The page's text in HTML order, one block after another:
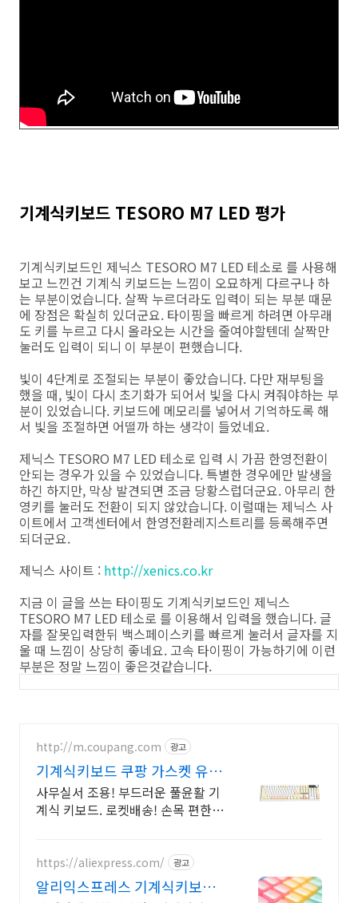
기계식키보드 TESORO M7 LED 평가
기계식키보드인 제닉스 TESORO M7 LED 테소로 를 사용해
보고 느낀건 기계식 키보드는 느낌이 오묘하게 다르구나 하
는 부분이었습니다. 살짝 누르더라도 입력이 되는 부분 때문
에 장점은 확실히 있더군요. 타이핑을 빠르게 하려면 아무래
도 키를 누르고 다시 올라오는 시간을 줄여야할텐데 살짝만
눌러도 입력이 되니 이 부분이 편했습니다.
빛이 4단계로 조절되는 부분이 좋았습니다. 다만 재부팅을
했을 때, 빛이 다시 초기화가 되어서 빛을 다시 켜줘야하는 부
분이 있었습니다. 키보드에 메모리를 넣어서 기억하도록 해
서 빛을 조절하면 어떨까 하는 생각이 들었네요.
제닉스 TESORO M7 LED 테소로 입력 시 가끔 한영전환이
안되는 경우가 있을 수 있었습니다. 특별한 경우에만 발생을
하긴 하지만, 막상 발견되면 조금 당황스럽더군요. 아무리 한
영키를 눌러도 전환이 되지 않았습니다. 이럴때는 제닉스 사
이트에서 고객센터에서 한영전환레지스트리를 등록해주면
되더군요.
제닉스 사이트 : http://xenics.co.kr
지금 이 글을 쓰는 타이핑도 기계식키보드인 제닉스
TESORO M7 LED 테소로 를 이용해서 입력을 했습니다. 글
자를 잘못입력한뒤 백스페이스키를 빠르게 눌러서 글자를 지
울 때 느낌이 상당히 좋네요. 고속 타이핑이 가능하기에 이런
부분은 정말 느낌이 좋은것같습니다.
http://m.coupang.com 광고
기계식키보드 쿠팡 가스켓 유무
선
사무실서 조용! 부드러운 풀윤활 기
계식 키보드. 로켓배송! 손목 편한
https://aliexpress.com/ 광고
알리익스프레스 기계식키보드